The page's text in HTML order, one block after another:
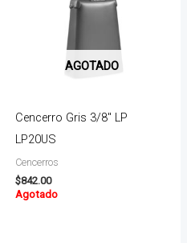
AGOTADO
Cencerro Gris 3/8″ LP
LP20US
Cencerros
$842.00
Agotado